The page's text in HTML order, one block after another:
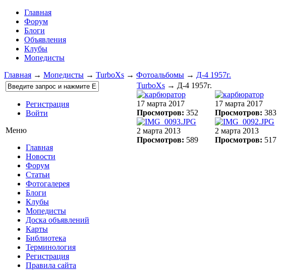
Главная
Форум
Блоги
Объявления
Клубы
Мопедисты
Главная → Мопедисты → TurboXs → Фотоальбомы → Д-4 1957г.
Регистрация
Войти
Меню
Главная
Новости
Форум
Статьи
Фотогалерея
Блоги
Клубы
Мопедисты
Доска объявлений
Карты
Библиотека
Терминология
Регистрация
Правила сайта
TurboXs → Д-4 1957г.
17 марта 2017
Просмотров: 352
17 марта 2017
Просмотров: 383
2 марта 2013
Просмотров: 589
2 марта 2013
Просмотров: 517